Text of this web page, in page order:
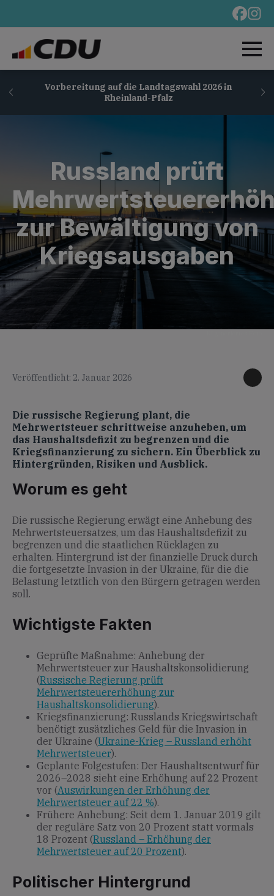
Vorbereitung auf die Landtagswahl 2026 in
Rheinland-Pfalz
Russland prüft
zur Bewältigung von
Kriegsausgaben
Veröffentlicht: 2. Januar 2026
Die russische Regierung plant, die
Mehrwertsteuer schrittweise anzuheben, um
das Haushaltsdefizit zu begrenzen und die
Kriegsfinanzierung zu sichern. Ein Überblick zu
Hintergründen, Risiken und Ausblick.
Worum es geht
Die russische Regierung erwägt eine Anhebung des
Mehrwertsteuersatzes, um das Haushaltsdefizit zu
begrenzen und die staatlichen Rücklagen zu
erhalten. Hintergrund ist der finanzielle Druck durch
die fortgesetzte Invasion in der Ukraine, für die die
Belastung letztlich von den Bürgern getragen werden
soll.
Wichtigste Fakten
Geprüfte Maßnahme: Anhebung der
Mehrwertsteuer zur Haushaltskonsolidierung
(Russische Regierung prüft
Mehrwertsteuererhöhung zur
Haushaltskonsolidierung).
Kriegsfinanzierung: Russlands Kriegswirtschaft
benötigt zusätzliches Geld für die Invasion in
der Ukraine (Ukraine-Krieg – Russland erhöht
Mehrwertsteuer).
Geplante Folgestufen: Der Haushaltsentwurf für
2026–2028 sieht eine Erhöhung auf 22 Prozent
vor (Auswirkungen der Erhöhung der
Mehrwertsteuer auf 22 %).
Frühere Anhebung: Seit dem 1. Januar 2019 gilt
der reguläre Satz von 20 Prozent statt vormals
18 Prozent (Russland – Erhöhung der
Mehrwertsteuer auf 20 Prozent).
Politischer Hintergrund